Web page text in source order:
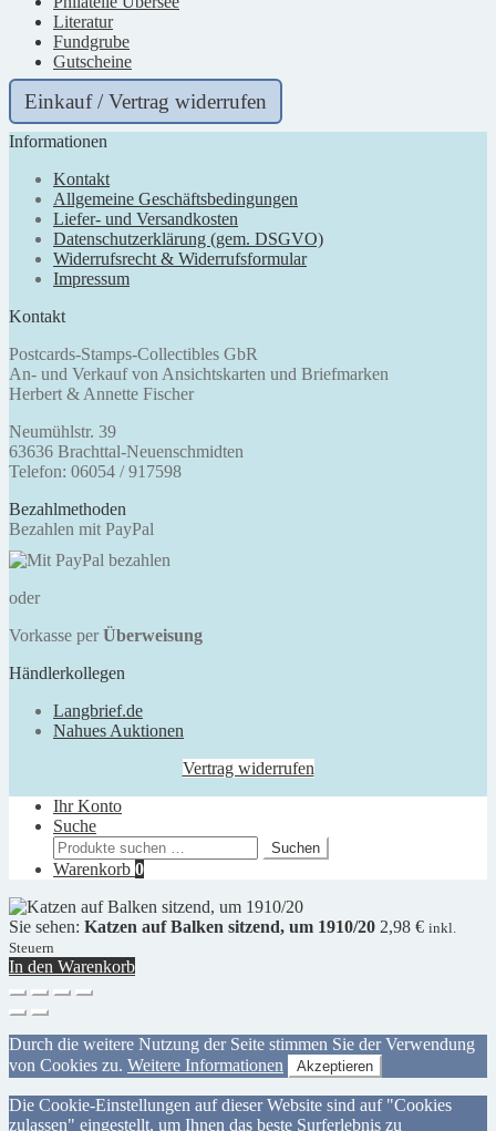
Literatur
Fundgrube
Gutscheine
Einkauf / Vertrag widerrufen
Informationen
Kontakt
Allgemeine Geschäftsbedingungen
Liefer- und Versandkosten
Datenschutzerklärung (gem. DSGVO)
Widerrufsrecht & Widerrufsformular
Impressum
Kontakt
Postcards-Stamps-Collectibles GbR
An- und Verkauf von Ansichtskarten und Briefmarken
Herbert & Annette Fischer
Neumühlstr. 39
63636 Brachttal-Neuenschmidten
Telefon: 06054 / 917598
Bezahlmethoden
Bezahlen mit PayPal
oder
Vorkasse per Überweisung
Händlerkollegen
Langbrief.de
Nahues Auktionen
Vertrag widerrufen
Ihr Konto
Suche
Suchen
nach:
Suchen
Warenkorb 0
Sie sehen: Katzen auf Balken sitzend, um 1910/20 2,98 € inkl.
Steuern
In den Warenkorb
Durch die weitere Nutzung der Seite stimmen Sie der Verwendung
von Cookies zu. Weitere Informationen Akzeptieren
Die Cookie-Einstellungen auf dieser Website sind auf "Cookies
zulassen" eingestellt, um Ihnen das beste Surferlebnis zu